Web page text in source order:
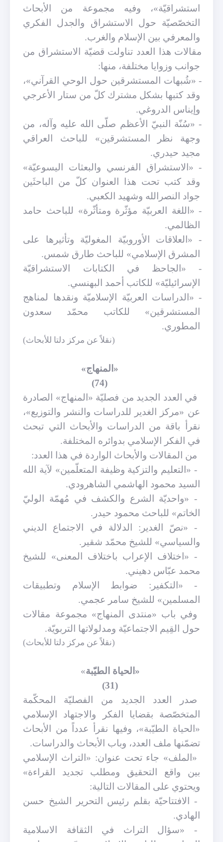
استشراقيّة»، وفيه مجموعة من الأبحاث
التخصّصيّة حول الاستشراق والجدل الفكري
والمعرفي بين الإسلام والغرب.
مقالات هذا العدد تناولت قضيّة الاستشراق من
جوانب وزوايا مختلفة، منها:
- «شُبهات المستشرقين حول الوحي القرآني»،
وقد كتبها بشكل مشترك كلّ من ستار الأعرجي
وإيناس الدروغي.
- «سُنّة النبيّ الأعظم صلّى الله عليه وآله، من
وجهة نظر المستشرقين» للباحث العراقي
مجيد حيدري.
- «الاستشراق الفرنسي والبعثات اليسوعيّة»
وقد كتب تحت هذا العنوان كلّ من الباحثَين
جواد النصرالله وشهيد الكعبي.
- «اللغة العربيّة مؤثّرة ومتأثّرة» للباحث حامد
الظالمي.
- «العلاقات الأوروبيّة المغوليّة وتأثيرها على
المشرق الإسلامي» للباحث طارق شمس.
- «الجاحظ في الكتابات الاستشراقيّة
الإسرائيليّة» للكاتب أحمد البهنسي.
- «الدراسات العربيّة الإسلاميّة ونقدها لمناهج
المستشرقين» للكاتب محمّد سعدون
المطوري.
(نقلاً عن مركز دلتا للأبحاث)
«المنهاج»
(74)
في العدد الجديد من فصليّة «المنهاج» الصادرة
عن «مركز الغدير للدراسات والنشر والتوزيع»،
نقرأ باقة من الدراسات والأبحاث التي تبحث
في الفكر الإسلامي بدوائره المختلفة.
من المقالات والأبحاث الواردة في هذا العدد:
- «التعليم والتزكية وظيفة المتعلّمين» لآية الله
السيد محمود الهاشمي الشاهرودي.
- «واحديّة الشرع والكشف في مُهمّة الوليّ
الخاتم» للباحث محمود حيدر.
- «نصّ الغدير: الدلالة في الاجتماع الديني
والسياسي» للشيخ محمّد شقير.
- «اختلاف الإعراب باختلاف المعنى» للشيخ
محمد عبّاس دهيني.
- «التكفير: ضوابط الإسلام وتطبيقات
المسلمين» للشيخ سامر عجمي.
وفي باب «منتدى المنهاج» مجموعة مقالات
حول القِيم الاجتماعيّة ومدلولاتها التربويّة.
(نقلاً عن مركز دلتا للأبحاث)
«الحياة الطيّبة»
(31)
صدر العدد الجديد من الفصليّة المحكّمة
المتخصّصة بقضايا الفكر والاجتهاد الإسلامي
«الحياة الطيّبة»، وفيها نقرأ عدداً من الأبحاث
تضمّنها ملف العدد، وباب الأبحاث والدراسات.
«الملف» جاء تحت عنوان: «التراث الإسلامي
بين واقع التحقيق ومطلب تجديد القراءة»
ويحتوي على المقالات التالية:
- الافتتاحيّة بقلم رئيس التحرير الشيخ حسن
الهادي.
- «سؤال التراث في الثقافة الاسلامية